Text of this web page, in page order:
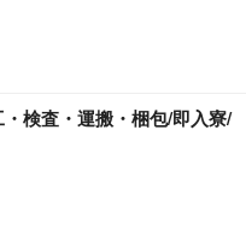
検査・運搬・梱包/即入寮/